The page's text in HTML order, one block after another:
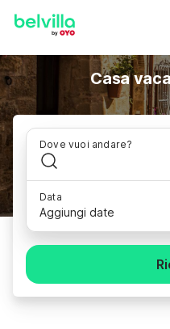
Casa
Dove vuoi andare?
Data
Aggiungi date